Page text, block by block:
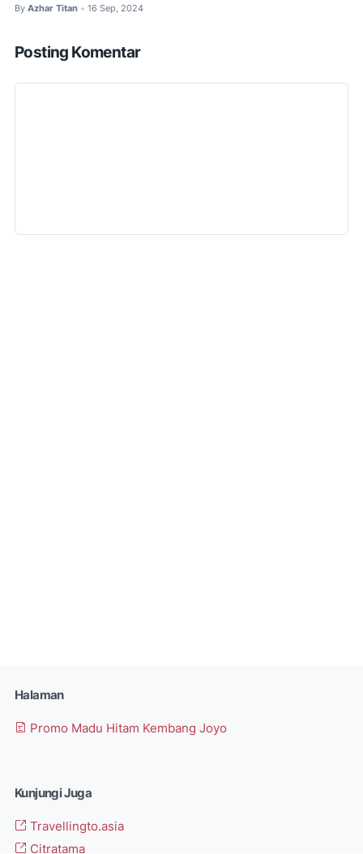
By Azhar Titan • 16 Sep, 2024
Posting Komentar
Halaman
Promo Madu Hitam Kembang Joyo
Kunjungi Juga
Travellingto.asia
Citratama